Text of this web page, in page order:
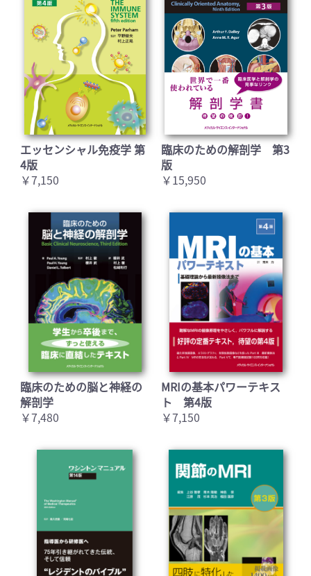
エッセンシャル免疫学 第
4版
￥7,150
臨床のための解剖学 第3
版
￥15,950
臨床のための脳と神経の
解剖学
￥7,480
MRIの基本パワーテキス
ト 第4版
￥7,150